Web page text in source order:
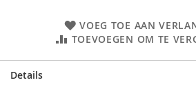
VOEG TOE AAN
TOEVOEGEN OM TE
Details